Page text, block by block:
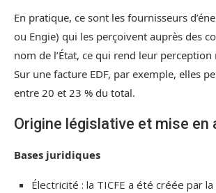
En pratique, ce sont les fournisseurs
ou Engie) qui les perçoivent auprès des
nom de l’État, ce qui rend leur
Sur une facture EDF, par exemple, elles
entre 20 et 23 % du total.
Origine législative et mise en
Bases juridiques
Électricité : la TICFE a été créée par